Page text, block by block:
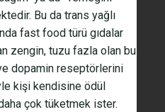
Bu da trans yağlı
fast food türü gıdalar
zengin, tuzu fazla olan bu
dopamin reseptörlerini
kişi kendisine ödül
çok tüketmek ister.